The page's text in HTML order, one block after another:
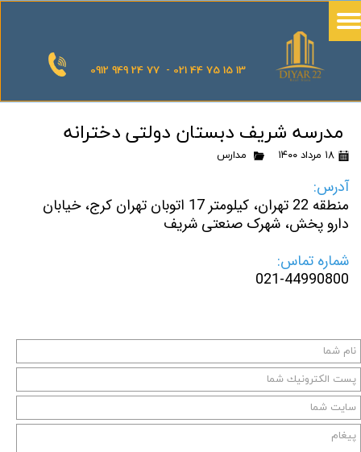
0912 949 24 77 - 021 44 75 15 13
مدرسه شریف دبستان دولتی دخترانه
۱۸ مرداد ۱۴۰۰ مدارس
آدرس:
منطقه 22 تهران، کیلومتر 17 اتوبان تهران کرج، خیابان
دارو پخش، شهرک صنعتی شریف
شماره تماس:
021-44990800